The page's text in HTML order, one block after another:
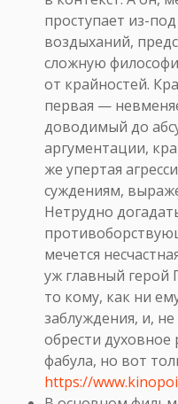
проступает из-
воздыханий,
сложную
от крайностей.
первая —
доводимый до
аргументации,
же упертая
суждениям,
Нетрудно
мечется
уж главный герой
то кому, как ни
заблуждения, и,
обрести духовное
фабула, но вот
https://